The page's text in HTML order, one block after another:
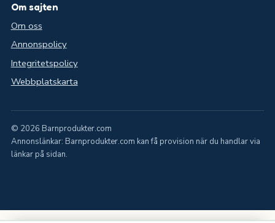
Om sajten
Om oss
Annonspolicy
Integritetspolicy
Webbplatskarta
© 2026 Barnprodukter.com
Annonslänkar: Barnprodukter.com kan få provision när du handlar via
länkar på sidan.